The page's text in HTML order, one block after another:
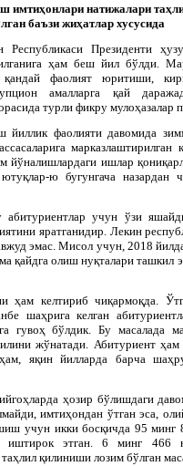
имтиҳонлари натижалари
баъзи жиҳатлар хусусида
Республикаси Президенти
ҳам беш йил бўлди.
қандай фаолият юритиши,
амалларга қай
турли фикру мулоҳазалар
йиллик фаолияти давомида
марказлаштирилган
ишлар
ю бугунгача назардан
абитуриентлар учун ўзи
яратганидир. Лекин
эмас. Мисол учун, 2018
қайдга олиш нуқталари ташкил
ҳам келтириб чиқармоқда.
шаҳрига келган
гувоҳ бўлдик. Бу масалада
жўнатади. Абитуриент
яқин йилларда барча
ҳозир бўлишдаги
имтиҳондан ўтган эса,
учун икки босқичда 95 минг
этган. 6 минг 466
қилиниши лозим бўлган